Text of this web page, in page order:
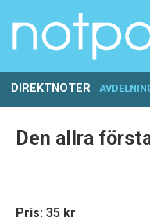
DIREKTNOTER
Den allra
Pris: 35 kr